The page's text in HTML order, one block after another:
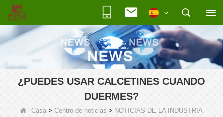
¿PUEDES USAR CALCETINES CUANDO
DUERMES?
Casa > Centro de noticias > NOTICIAS DE LA INDUSTRIA